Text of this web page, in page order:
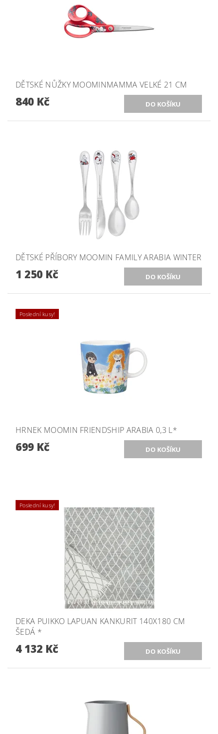
DĚTSKÉ NŮŽKY MOOMINMAMMA VELKÉ 21 CM
840 Kč
DĚTSKÉ PŘÍBORY MOOMIN FAMILY ARABIA WINTER
1 250 Kč
Poslední kusy!
HRNEK MOOMIN FRIENDSHIP ARABIA 0,3 L*
699 Kč
Poslední kusy!
DEKA PUIKKO LAPUAN KANKURIT 140X180 CM
ŠEDÁ *
4 132 Kč